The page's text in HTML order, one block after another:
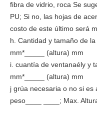
fibra de vidrio, roca Se
PU; Si no, las hojas de
costo de este último será
h. Cantidad y tamaño de
mm*_____ (altura) mm
i. cuantía de ventanaély y
mm*_____ (altura) mm
j grúa necesaria o no si es
peso____ ____; Max.